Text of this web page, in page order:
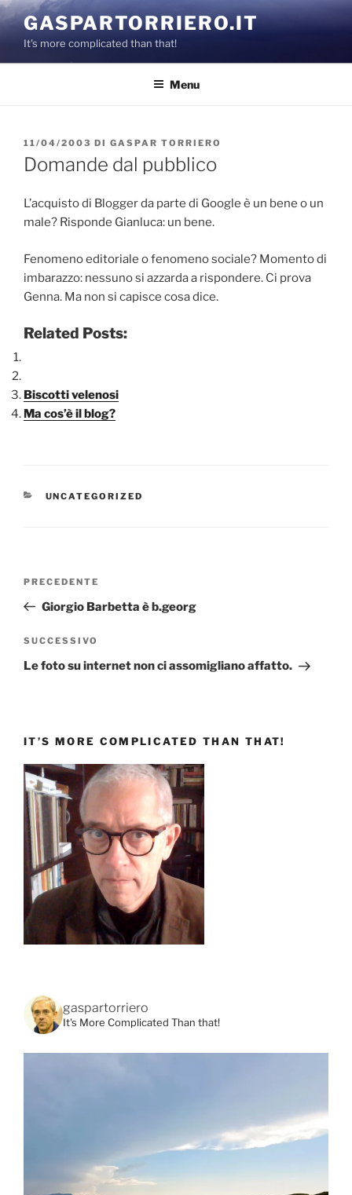
Salta
al
contenuto
GASPARTORRIERO.IT
It's more complicated than that!
Menu
PUBBLICATO
IL
11/04/2003 DI GASPAR TORRIERO
Domande dal pubblico
L’acquisto di Blogger da parte di Google è un bene o un
male? Risponde Gianluca: un bene.
Fenomeno editoriale o fenomeno sociale? Momento di
imbarazzo: nessuno si azzarda a rispondere. Ci prova
Genna. Ma non si capisce cosa dice.
Related Posts:
Biscotti velenosi
Ma cos’è il blog?
CATEGORIE
UNCATEGORIZED
Articolo
precedente:
PRECEDENTE
Giorgio Barbetta è b.georg
Articolo
successivo
SUCCESSIVO
Le foto su internet non ci assomigliano affatto.
IT’S MORE COMPLICATED THAN THAT!
gaspartorriero
It's More Complicated Than that!